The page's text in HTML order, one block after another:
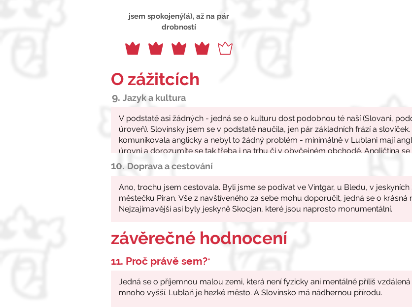
jsem spokojený(á), až na pár
drobností
O zážitcích
9. Jazyk a kultura
10. Doprava a cestování
závěrečné hodnocení
11. Proč právě sem?*